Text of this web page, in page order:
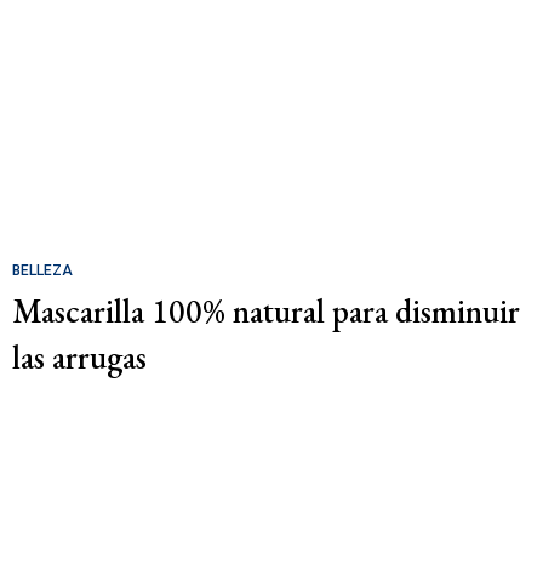
BELLEZA
Mascarilla 100% natural para disminuir
las arrugas